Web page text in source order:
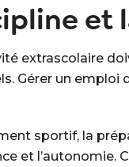
et
extrascolaire
Gérer un
sportif, la
et